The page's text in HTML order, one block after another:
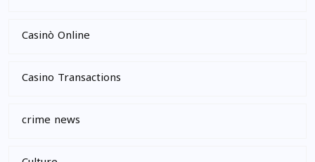
Casinò Online
Casino Transactions
crime news